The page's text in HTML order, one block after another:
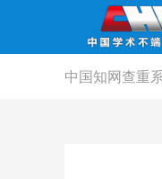
中国知网查重